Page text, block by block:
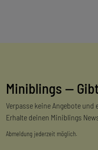
Miniblings —
Verpasse keine Angebote
Erhalte deinen Miniblings
Abmeldung jederzeit möglich.